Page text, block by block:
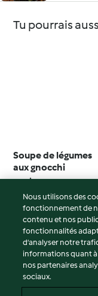
Tu pourrais
Soupe de légumes
aux gnocchi
4.2 (9)
© Copyright 2026
Conditions
Politique de
Nous utilisons des
fonctionnement de
contenu et nos
fonctionnalités
d’analyser notre
informations quant
nos partenaires
sociaux.